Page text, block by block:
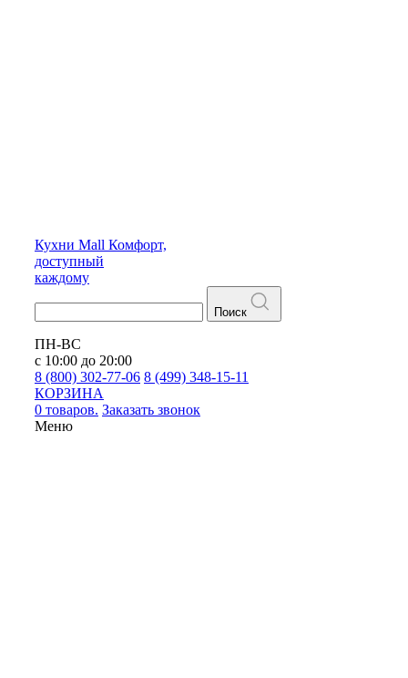
Кухни Mall Комфорт,
доступный
каждому
Поиск
ПН-ВС
с 10:00 до 20:00
8 (800) 302-77-06 8 (499) 348-15-11
КОРЗИНА
0 товаров. Заказать звонок
Меню